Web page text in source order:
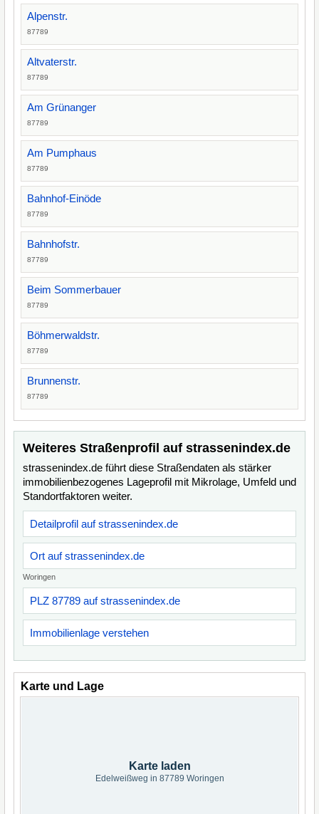
Alpenstr.
87789
Altvaterstr.
87789
Am Grünanger
87789
Am Pumphaus
87789
Bahnhof-Einöde
87789
Bahnhofstr.
87789
Beim Sommerbauer
87789
Böhmerwaldstr.
87789
Brunnenstr.
87789
Weiteres Straßenprofil auf strassenindex.de
strassenindex.de führt diese Straßendaten als stärker
immobilienbezogenes Lageprofil mit Mikrolage, Umfeld und
Standortfaktoren weiter.
Detailprofil auf strassenindex.de
Ort auf strassenindex.de
Woringen
PLZ 87789 auf strassenindex.de
Immobilienlage verstehen
Karte und Lage
Karte laden
Edelweißweg in 87789 Woringen